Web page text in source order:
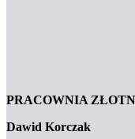
PRACOWNIA
Dawid Korczak